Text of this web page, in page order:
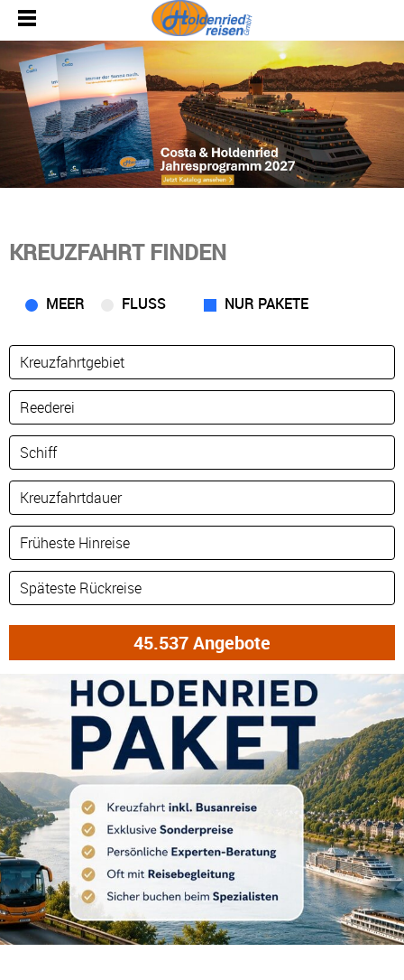
KREUZFAHRT FINDEN
MEER FLUSS NUR PAKETE